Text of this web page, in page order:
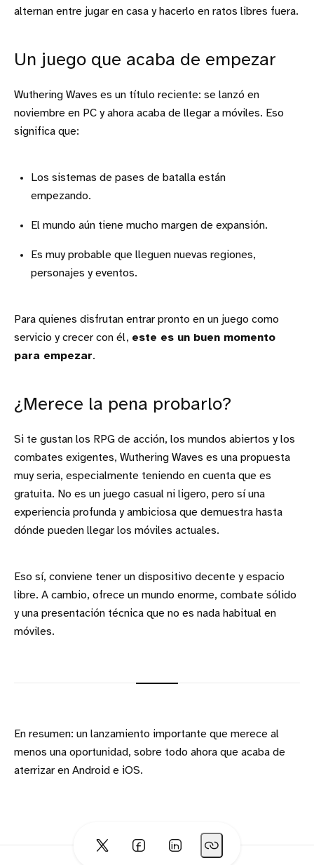
alternan entre jugar en casa y hacerlo en ratos libres fuera.
Un juego que acaba de empezar
Wuthering Waves es un título reciente: se lanzó en
noviembre en PC y ahora acaba de llegar a móviles. Eso
significa que:
Los sistemas de pases de batalla están
empezando.
El mundo aún tiene mucho margen de expansión.
Es muy probable que lleguen nuevas regiones,
personajes y eventos.
Para quienes disfrutan entrar pronto en un juego como
servicio y crecer con él, este es un buen momento
para empezar.
¿Merece la pena probarlo?
Si te gustan los RPG de acción, los mundos abiertos y los
combates exigentes, Wuthering Waves es una propuesta
muy seria, especialmente teniendo en cuenta que es
gratuita. No es un juego casual ni ligero, pero sí una
experiencia profunda y ambiciosa que demuestra hasta
dónde pueden llegar los móviles actuales.
Eso sí, conviene tener un dispositivo decente y espacio
libre. A cambio, ofrece un mundo enorme, combate sólido
y una presentación técnica que no es nada habitual en
móviles.
En resumen: un lanzamiento importante que merece al
menos una oportunidad, sobre todo ahora que acaba de
aterrizar en Android e iOS.